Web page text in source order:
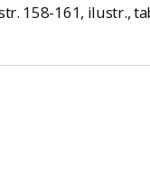
158-161, ilustr.,